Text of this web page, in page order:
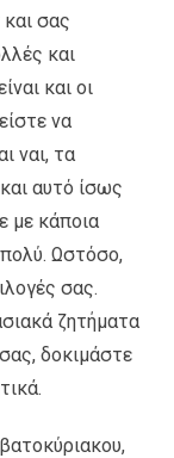
σας
και
και οι
να
ναι, τα
αυτό ίσως
με κάποια
Ωστόσο,
σας.
ζητήματα
δοκιμάστε